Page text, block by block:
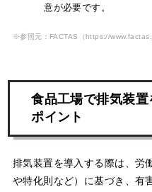
意が必要です。
※参照元：FACTAS （https://
食品工場で排気装
ポイント
排気装置を導入する際は、労
や特化則など）に基づき、有